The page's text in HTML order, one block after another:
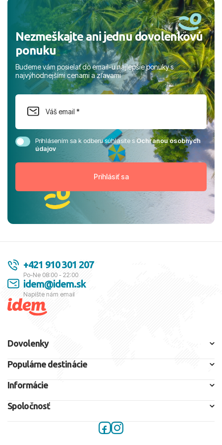
Nezmeškajte ani jednu dovolenkovú
ponuku
Budeme vám posielať do email-u najlepšie ponuky s
najvýhodnejšími cenami a zľavami
Prihlásením sa k odberu súhlasíte sOchranou osobných
údajov
+421 910 301 207
Po-Ne 08:00 - 22:00
idem@idem.sk
Napíšte nám email
Dovolenky
Populárne destinácie
Informácie
Spoločnosť